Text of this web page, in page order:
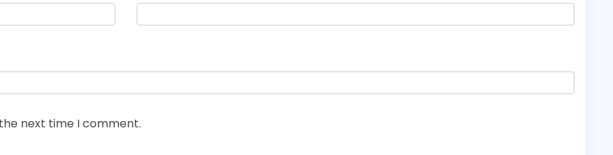
next time I comment.